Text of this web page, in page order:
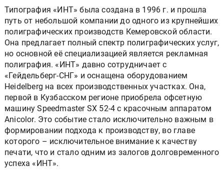
Типография «ИНТ» была создана в 1996 г. и прошла
путь от небольшой компании до одного из крупнейших
полиграфических производств Кемеровской области.
Она предлагает полный спектр полиграфических услуг,
но основной её специализацией является рекламная
полиграфия. «ИНТ» давно сотрудничает с
«Гейдельберг-СНГ» и оснащена оборудованием
Heidelberg на всех производственных участках. Она,
первой в Кузбасском регионе приобрела офсетную
машину Speedmaster SX 52-4 с красочным аппаратом
Anicolor. Это событие стало исключительно важным в
формировании подхода к производству, во главе
которого – исключительное внимание к качеству
печати, что и стало одним из залогов долговременного
успеха «ИНТ».